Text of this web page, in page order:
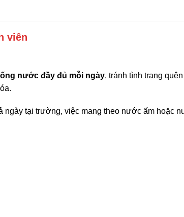
viên
nước đầy đủ mỗi ngày, tránh tình trạng
ngày tại trường, việc mang theo nước ấm hoặc